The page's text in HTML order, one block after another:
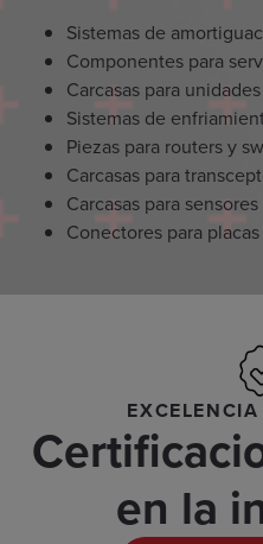
Sistemas de
Componentes para
Carcasas para
Sistemas de
Piezas para routers y
Carcasas para
Carcasas para sensores
Conectores para
en la